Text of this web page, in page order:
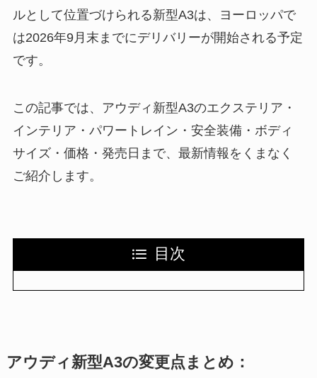
ルとして位置づけられる新型A3は、ヨーロッパで
は2026年9月末までにデリバリーが開始される予定
です。
この記事では、アウディ新型A3のエクステリア・
インテリア・パワートレイン・安全装備・ボディ
サイズ・価格・発売日まで、最新情報をくまなく
ご紹介します。
目次
アウディ新型A3の変更点まとめ：